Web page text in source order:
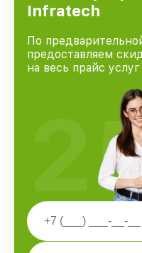
Infratech
По
предоставляем
на весь прайс